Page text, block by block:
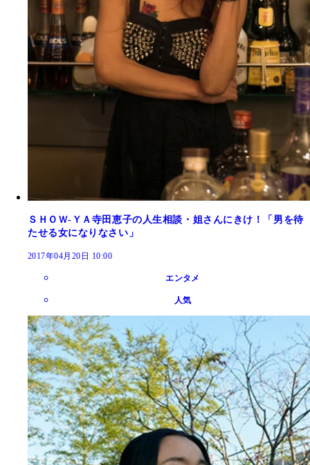
ＳＨＯＷ‐ＹＡ寺田恵子の人生相談・姐さんにきけ！「男を待
たせる女になりなさい」
2017年04月20日 10:00
エンタメ
人気